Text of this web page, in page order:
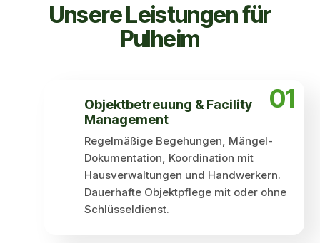
Unsere Leistungen für
Pulheim
01
Objekt­betreuung & Facility
Management
Regelmäßige Begehungen, Mängel-
Dokumentation, Koordination mit
Hausverwaltungen und Handwerkern.
Dauerhafte Objektpflege mit oder ohne
Schlüsseldienst.